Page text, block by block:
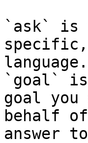
`ask` is
language.
`goal` is
goal
behalf
answer